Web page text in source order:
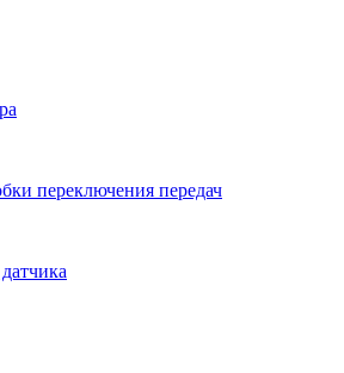
переключения передач